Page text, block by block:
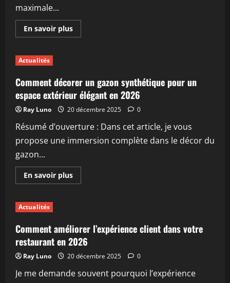
maximale...
En savoir plusEn
savoir
taille
d’implants
mammaires
idéale
en
2026
Actualités
Comment décorer un gazon synthétique pour un
espace extérieur élégant en 2026
Ray Luno 20 décembre 2025 0
Résumé d’ouverture : Dans cet article, je vous
propose une immersion complète dans le décor du
gazon...
En savoir plusEn
savoir
gazon
synthétique
pour
un
espace
extérieur
en
Actualités
Comment améliorer l’expérience client dans votre
restaurant en 2026
Ray Luno 20 décembre 2025 0
Je me demande souvent pourquoi l’expérience